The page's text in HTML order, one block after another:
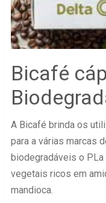
Bicafé
A Bicafé brinda os
para a várias marcas
biodegradáveis o
vegetais ricos em
mandioca.